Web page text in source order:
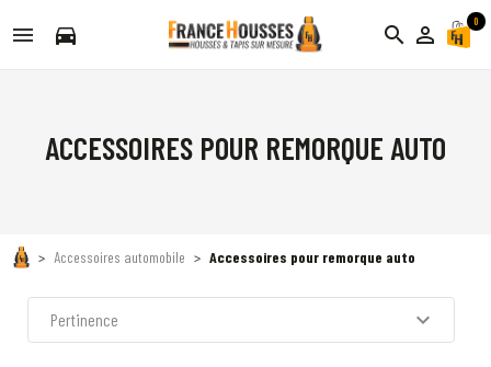
directions_car search person_outline
0
ACCESSOIRES POUR REMORQUE AUTO
Accessoires automobile Accessoires pour remorque auto
Pertinence expand_more